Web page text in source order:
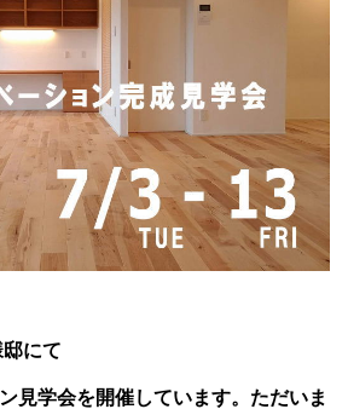
にて
見学会を開催しています。ただいま